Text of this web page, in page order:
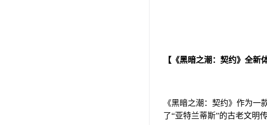
【《黑暗之潮：契约》全新
《黑暗之潮：契约》作为一
了“亚特兰蒂斯”的古老文明